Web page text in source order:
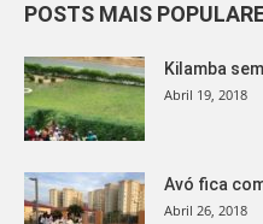
POSTS MAIS
Kilamba
Abril 19, 2018
Avó fica
Abril 26, 2018